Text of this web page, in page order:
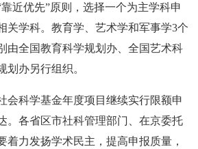
近优先”原则，选择一个为主学科申
关学科。教育学、艺术学和军事学3个
由全国教育科学规划办、全国艺术科
划办另行组织。
会科学基金年度项目继续实行限额申
。各省区市社科管理部门、在京委托
着力发扬学术民主，提高申报质量，